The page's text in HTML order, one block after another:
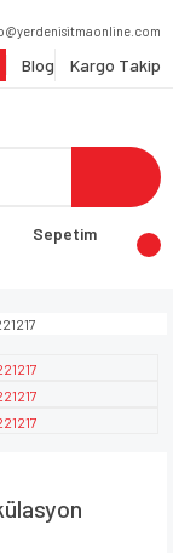
Blog Kargo Takip
Sepetim